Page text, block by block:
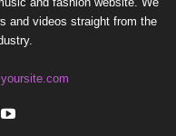
and videos straight from the